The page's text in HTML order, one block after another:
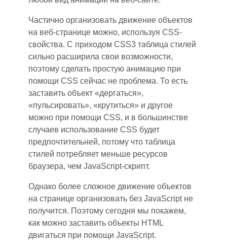
Частично организовать движение объектов
на веб-странице можно, используя CSS-
свойства. С приходом CSS3 таблица стилей
сильно расширила свои возможности,
поэтому сделать простую анимацию при
помощи CSS сейчас не проблема. То есть
заставить объект «дергаться»,
«пульсировать», «крутиться» и другое
можно при помощи CSS, и в большинстве
случаев использование CSS будет
предпочтительней, потому что таблица
стилей потребляет меньше ресурсов
браузера, чем JavaScript-скрипт.
Однако более сложное движение объектов
на странице организовать без JavaScript не
получится. Поэтому сегодня мы покажем,
как можно заставить объекты HTML
двигаться при помощи JavaScript.